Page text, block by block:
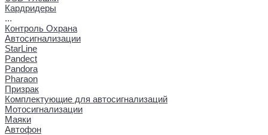
Кардридеры
...
Контроль Охрана
Автосигнализации
StarLine
Pandect
Pandora
Pharaon
Призрак
Комплектующие для автосигнализаций
Мотосигнализации
Маяки
Автофон